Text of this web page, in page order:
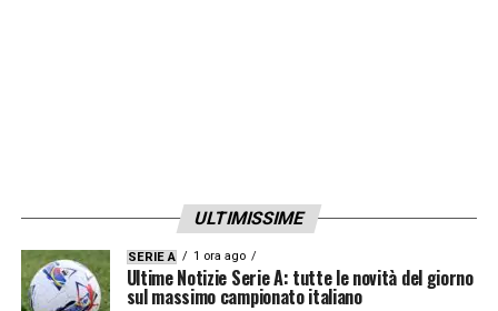
ULTIMISSIME
SERIE A 1 ora ago
Ultime Notizie Serie A: tutte le novità del giorno
sul massimo campionato italiano